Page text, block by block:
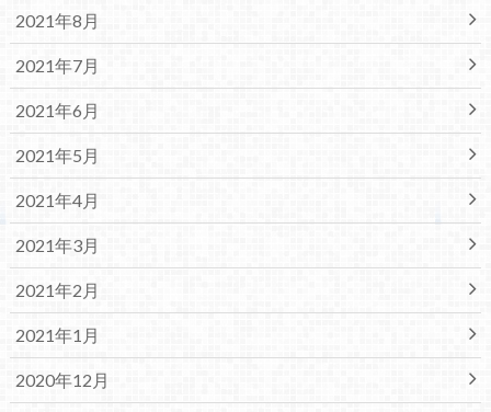
2021年8月
2021年7月
2021年6月
2021年5月
2021年4月
2021年3月
2021年2月
2021年1月
2020年12月